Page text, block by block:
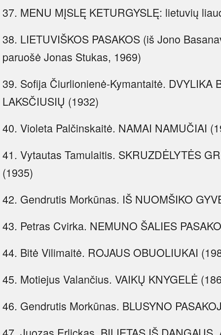
37. MENU MĮSLĘ KETURGYSLĘ: lietuvių
38. LIETUVIŠKOS PASAKOS (iš Jono
paruošė Jonas Stukas, 1969)
39. Sofija Čiurlionienė-Kymantaitė. DVYLIKA
LAKSČIUSIŲ (1932)
40. Violeta Palčinskaitė. NAMAI NAMUČIAI
41. Vytautas Tamulaitis. SKRUZDĖLYTĖS
(1935)
42. Gendrutis Morkūnas. IŠ NUOMŠIKO
43. Petras Cvirka. NEMUNO ŠALIES
44. Bitė Vilimaitė. ROJAUS OBUOLIUKAI
45. Motiejus Valančius. VAIKŲ KNYGELĖ
46. Gendrutis Morkūnas. BLUSYNO